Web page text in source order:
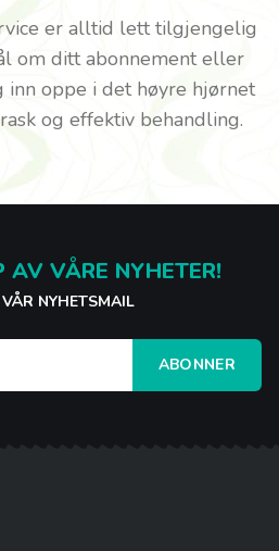
er alltid lett tilgjengelig
om ditt abonnement eller
inn oppe i det høyre hjørnet
og effektiv behandling.
AV VÅRE NYHETER!
NYHETSMAIL
ABONNER